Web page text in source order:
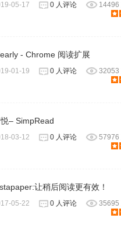
05-17 0 人评论
14496
- Chrome 阅读扩展
01-19 0 人评论
32053
– SimpRead
03-12 0 人评论
57976
让稍后阅读更有效！
05-22 0 人评论
35695